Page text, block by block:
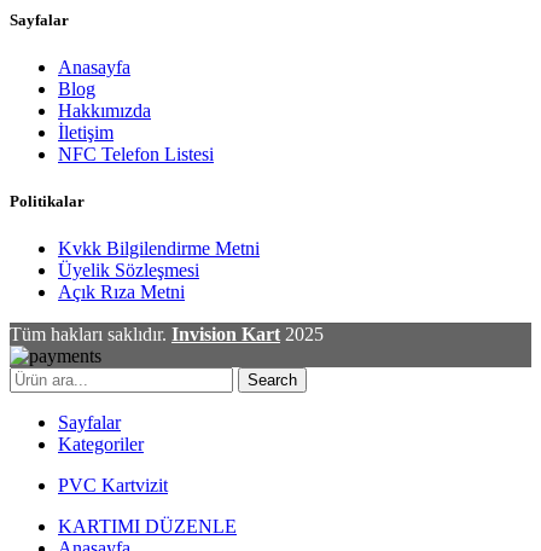
Sayfalar
Anasayfa
Blog
Hakkımızda
İletişim
NFC Telefon Listesi
Politikalar
Kvkk Bilgilendirme Metni
Üyelik Sözleşmesi
Açık Rıza Metni
Tüm hakları saklıdır. Invision Kart 2025
Search
Sayfalar
Kategoriler
PVC Kartvizit
KARTIMI DÜZENLE